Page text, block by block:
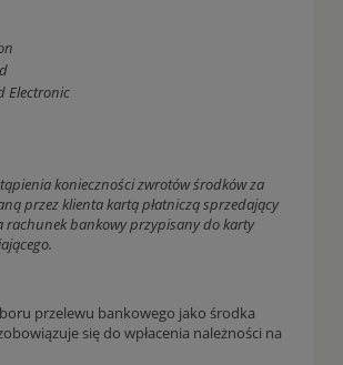
Electronic
konieczności zwrotów środków za
przez klienta kartą płatniczą sprzedający
rachunek bankowy przypisany do karty
przelewu bankowego jako środka
się do wpłacenia należności na